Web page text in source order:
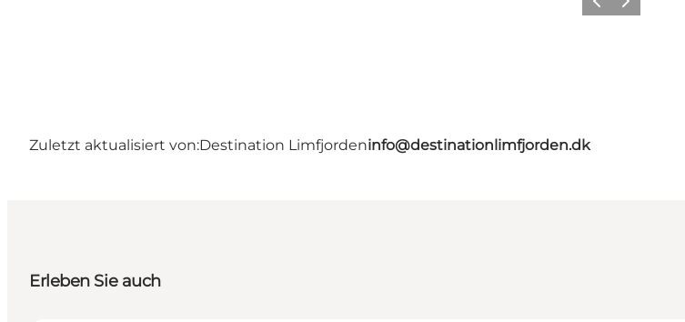
Vorherige Folie
Nächste Folie
Zuletzt aktualisiert von:Destination Limfjordeninfo@destinationlimfjorden.dk
Erleben Sie auch